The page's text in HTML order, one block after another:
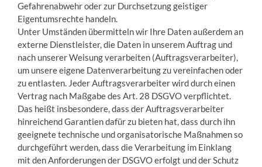
Gefahrenabwehr oder zur Durchsetzung geistiger
Eigentumsrechte handeln.
Unter Umständen übermitteln wir Ihre Daten außerdem an
externe Dienstleister, die Daten in unserem Auftrag und
nach unserer Weisung verarbeiten (Auftragsverarbeiter),
um unsere eigene Datenverarbeitung zu vereinfachen oder
zu entlasten. Jeder Auftragsverarbeiter wird durch einen
Vertrag nach Maßgabe des Art. 28 DSGVO verpflichtet.
Das heißt insbesondere, dass der Auftragsverarbeiter
hinreichend Garantien dafür zu bieten hat, dass durch ihn
geeignete technische und organisatorische Maßnahmen so
durchgeführt werden, dass die Verarbeitung im Einklang
mit den Anforderungen der DSGVO erfolgt und der Schutz